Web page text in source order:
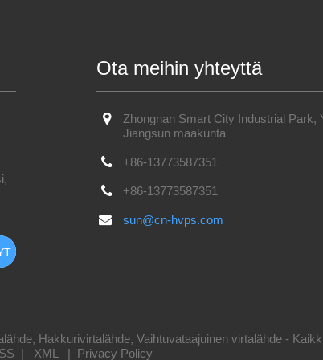
Ota meihin yhteyttä
Zhongnan Smart City Industrial Park,
Jiangsun maakunta
+86-13773587351
+86-13773587351
sun@cn-hvps.com
Hakkurivirtalähde, Vaihtuvataajuinen virtalähde -
| XML | Privacy Policy